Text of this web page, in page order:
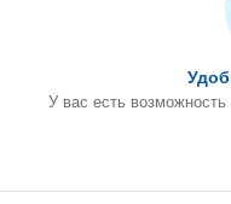
У вас есть